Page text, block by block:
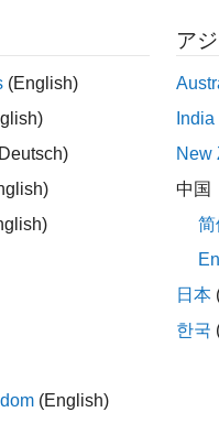
固有の構文があります。
ーを変更すると、コー
条件 (ループを終了する
ターまたは参照によっ
されない場合は、
コー
(English)
(English)
ア
India
New
中国
简
日本
한국